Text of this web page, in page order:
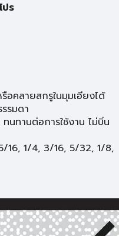
ปร
คลายสกรูในมุมเอียงได้
รมดา
ทานต่อการใช้งาน ไม่บิ่น
16, 1/4, 3/16, 5/32, 1/8,